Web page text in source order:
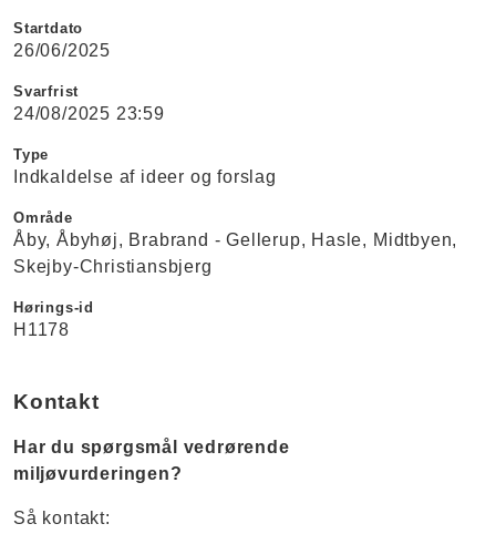
Startdato
26/06/2025
Svarfrist
24/08/2025 23:59
Type
Indkaldelse af ideer og forslag
Område
Åby Åbyhøj Brabrand - Gellerup Hasle
Midtbyen
Skejby-Christiansbjerg
Hørings-id
H1178
Kontakt
Har du spørgsmål vedrørende
miljøvurderingen?
Så kontakt: